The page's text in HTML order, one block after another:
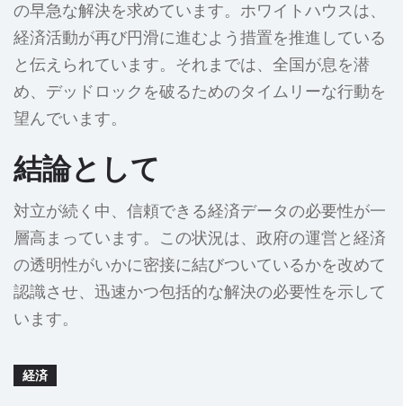
の早急な解決を求めています。ホワイトハウスは、
経済活動が再び円滑に進むよう措置を推進している
と伝えられています。それまでは、全国が息を潜
め、デッドロックを破るためのタイムリーな行動を
望んでいます。
結論として
対立が続く中、信頼できる経済データの必要性が一
層高まっています。この状況は、政府の運営と経済
の透明性がいかに密接に結びついているかを改めて
認識させ、迅速かつ包括的な解決の必要性を示して
います。
経済